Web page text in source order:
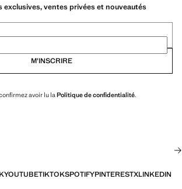
exclusives, ventes privées et nouveautés
M’INSCRIRE
avoir lu laPolitique de confidentialité.
YOUTUBETIKTOKSPOTIFYPINTERESTXLINKEDIN